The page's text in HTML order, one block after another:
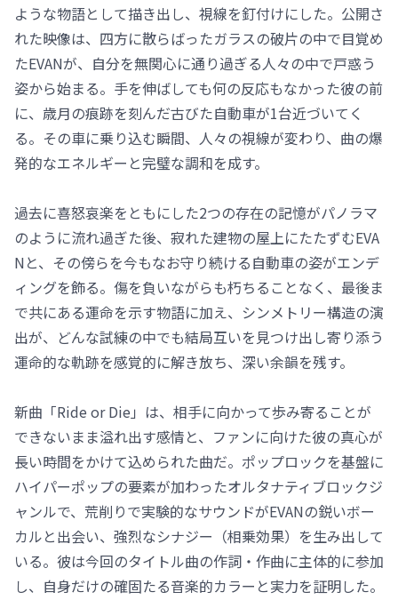
ような物語として描き出し、視線を釘付けにした。公開さ
れた映像は、四方に散らばったガラスの破片の中で目覚め
たEVANが、自分を無関心に通り過ぎる人々の中で戸惑う
姿から始まる。手を伸ばしても何の反応もなかった彼の前
に、歳月の痕跡を刻んだ古びた自動車が1台近づいてく
る。その車に乗り込む瞬間、人々の視線が変わり、曲の爆
発的なエネルギーと完璧な調和を成す。
過去に喜怒哀楽をともにした2つの存在の記憶がパノラマ
のように流れ過ぎた後、寂れた建物の屋上にたたずむEVA
Nと、その傍らを今もなお守り続ける自動車の姿がエンデ
ィングを飾る。傷を負いながらも朽ちることなく、最後ま
で共にある運命を示す物語に加え、シンメトリー構造の演
出が、どんな試練の中でも結局互いを見つけ出し寄り添う
運命的な軌跡を感覚的に解き放ち、深い余韻を残す。
新曲「Ride or Die」は、相手に向かって歩み寄ることが
できないまま溢れ出す感情と、ファンに向けた彼の真心が
長い時間をかけて込められた曲だ。ポップロックを基盤に
ハイパーポップの要素が加わったオルタナティブロックジ
ャンルで、荒削りで実験的なサウンドがEVANの鋭いボー
カルと出会い、強烈なシナジー（相乗効果）を生み出して
いる。彼は今回のタイトル曲の作詞・作曲に主体的に参加
し、自身だけの確固たる音楽的カラーと実力を証明した。